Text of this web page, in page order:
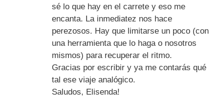
sé lo que hay en el carrete y eso me
encanta. La inmediatez nos hace
perezosos. Hay que limitarse un poco (con
una herramienta que lo haga o nosotros
mismos) para recuperar el ritmo.
Gracias por escribir y ya me contarás qué
tal ese viaje analógico.
Saludos, Elisenda!